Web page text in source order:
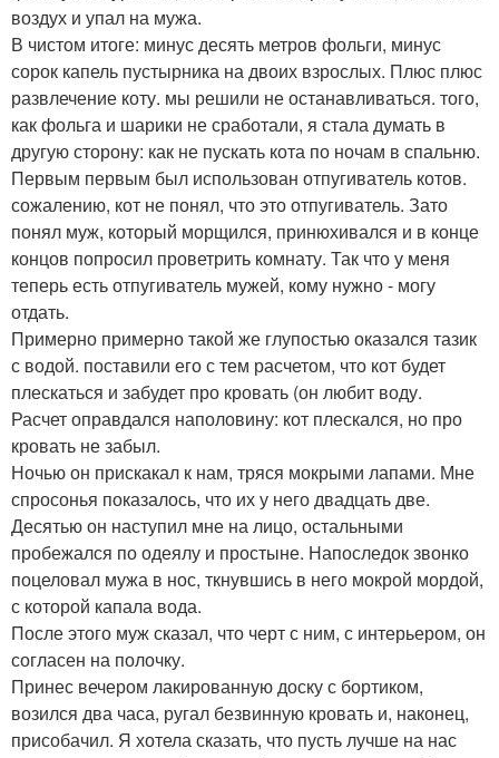
воздух и упал на мужа.
В чистом итоге: минус десять метров фольги, минус
сорок капель пустырника на двоих взрослых. Плюс плюс
развлечение коту. мы решили не останавливаться. того,
как фольга и шарики не сработали, я стала думать в
другую сторону: как не пускать кота по ночам в спальню.
Первым первым был использован отпугиватель котов.
сожалению, кот не понял, что это отпугиватель. Зато
понял муж, который морщился, принюхивался и в конце
концов попросил проветрить комнату. Так что у меня
теперь есть отпугиватель мужей, кому нужно - могу
отдать.
Примерно примерно такой же глупостью оказался тазик
с водой. поставили его с тем расчетом, что кот будет
плескаться и забудет про кровать (он любит воду.
Расчет оправдался наполовину: кот плескался, но про
кровать не забыл.
Ночью он прискакал к нам, тряся мокрыми лапами. Мне
спросонья показалось, что их у него двадцать две.
Десятью он наступил мне на лицо, остальными
пробежался по одеялу и простыне. Напоследок звонко
поцеловал мужа в нос, ткнувшись в него мокрой мордой,
с которой капала вода.
После этого муж сказал, что черт с ним, с интерьером, он
согласен на полочку.
Принес вечером лакированную доску с бортиком,
возился два часа, ругал безвинную кровать и, наконец,
присобачил. Я хотела сказать, что пусть лучше на нас